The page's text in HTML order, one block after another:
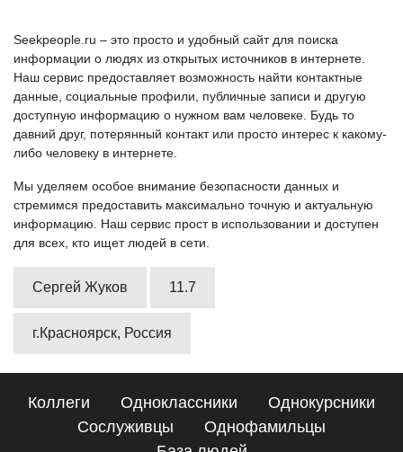
Seekpeople.ru – это просто и удобный сайт для поиска
информации о людях из открытых источников в интернете.
Наш сервис предоставляет возможность найти контактные
данные, социальные профили, публичные записи и другую
доступную информацию о нужном вам человеке. Будь то
давний друг, потерянный контакт или просто интерес к какому-
либо человеку в интернете.
Мы уделяем особое внимание безопасности данных и
стремимся предоставить максимально точную и актуальную
информацию. Наш сервис прост в использовании и доступен
для всех, кто ищет людей в сети.
Сергей Жуков 11.7
г.Красноярск, Россия
Коллеги Одноклассники
Однокурсники
Сослуживцы
Однофамильцы